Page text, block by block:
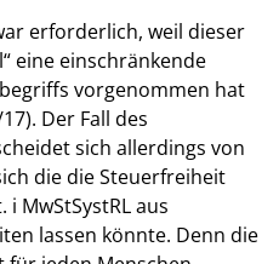
erforderlich, weil dieser
eine einschränkende
vorgenommen hat
Der Fall des
sich allerdings von
die die Steuerfreiheit
i MwStSystRL aus
lassen könnte. Denn die